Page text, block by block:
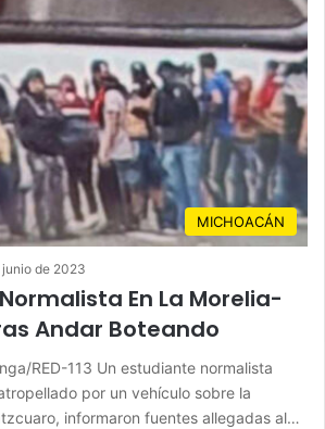
MICHOACÁN
junio de 2023
En La Morelia-
Andar Boteando
RED-113 Un estudiante normalista
por un vehículo sobre la
informaron fuentes allegadas al…